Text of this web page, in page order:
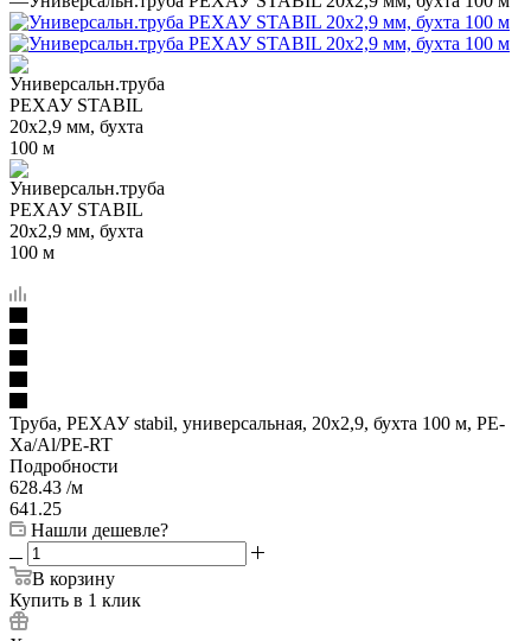
Труба, РЕХАУ stabil, универсальная, 20x2,9, бухта 100 м, PE-
Xa/Al/PE-RT
Подробности
628.43 /м
641.25
Нашли дешевле?
В корзину
Купить в 1 клик